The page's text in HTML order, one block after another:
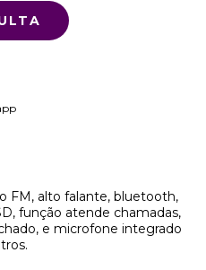
FM, alto falante, bluetooth,
função atende chamadas,
e microfone integrado